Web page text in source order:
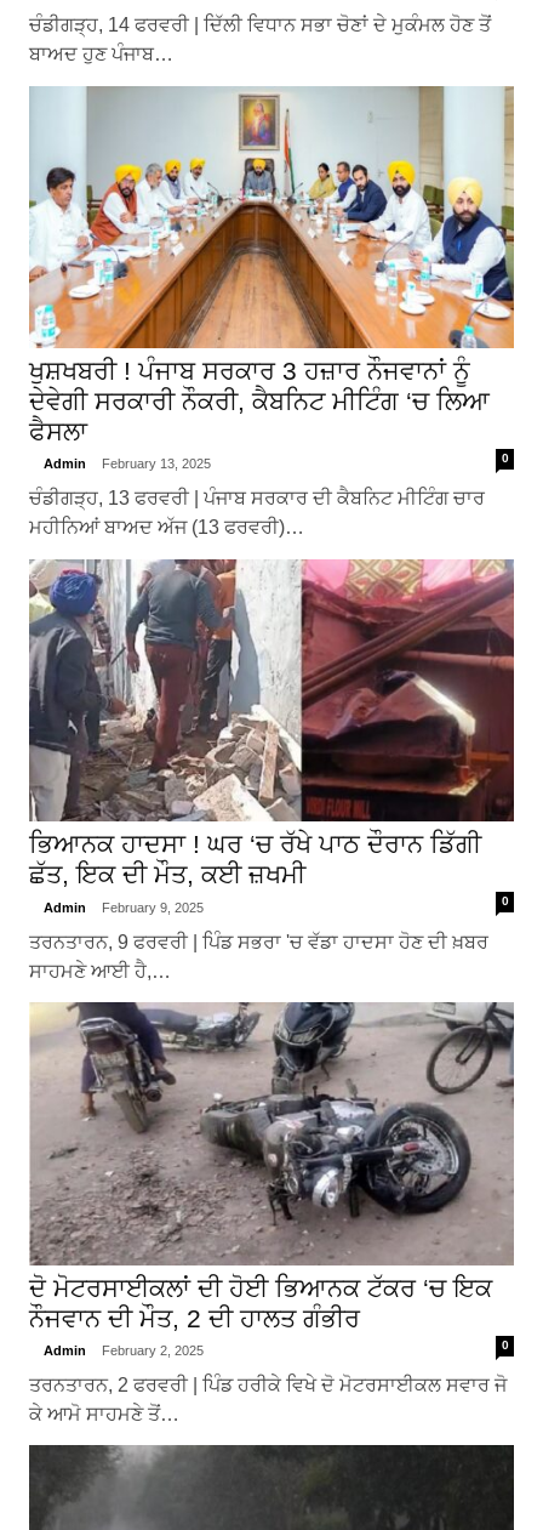
ਚੰਡੀਗੜ੍ਹ, 14 ਫਰਵਰੀ | ਦਿੱਲੀ ਵਿਧਾਨ ਸਭਾ ਚੋਣਾਂ ਦੇ ਮੁਕੰਮਲ ਹੋਣ ਤੋਂ
ਬਾਅਦ ਹੁਣ ਪੰਜਾਬ…
ਖੁਸ਼ਖਬਰੀ ! ਪੰਜਾਬ ਸਰਕਾਰ 3 ਹਜ਼ਾਰ ਨੌਜਵਾਨਾਂ ਨੂੰ
ਦੇਵੇਗੀ ਸਰਕਾਰੀ ਨੌਕਰੀ, ਕੈਬਨਿਟ ਮੀਟਿੰਗ ‘ਚ ਲਿਆ
ਫੈਸਲਾ
Admin February 13, 2025 0
ਚੰਡੀਗੜ੍ਹ, 13 ਫਰਵਰੀ | ਪੰਜਾਬ ਸਰਕਾਰ ਦੀ ਕੈਬਨਿਟ ਮੀਟਿੰਗ ਚਾਰ
ਮਹੀਨਿਆਂ ਬਾਅਦ ਅੱਜ (13 ਫਰਵਰੀ)…
ਭਿਆਨਕ ਹਾਦਸਾ ! ਘਰ ‘ਚ ਰੱਖੇ ਪਾਠ ਦੌਰਾਨ ਡਿੱਗੀ
ਛੱਤ, ਇਕ ਦੀ ਮੌਤ, ਕਈ ਜ਼ਖਮੀ
Admin February 9, 2025 0
ਤਰਨਤਾਰਨ, 9 ਫਰਵਰੀ | ਪਿੰਡ ਸਭਰਾ 'ਚ ਵੱਡਾ ਹਾਦਸਾ ਹੋਣ ਦੀ ਖ਼ਬਰ
ਸਾਹਮਣੇ ਆਈ ਹੈ,…
ਦੋ ਮੋਟਰਸਾਈਕਲਾਂ ਦੀ ਹੋਈ ਭਿਆਨਕ ਟੱਕਰ ‘ਚ ਇਕ
ਨੌਜਵਾਨ ਦੀ ਮੌਤ, 2 ਦੀ ਹਾਲਤ ਗੰਭੀਰ
Admin February 2, 2025 0
ਤਰਨਤਾਰਨ, 2 ਫਰਵਰੀ | ਪਿੰਡ ਹਰੀਕੇ ਵਿਖੇ ਦੋ ਮੋਟਰਸਾਈਕਲ ਸਵਾਰ ਜੋ
ਕੇ ਆਮੋ ਸਾਹਮਣੇ ਤੋਂ…